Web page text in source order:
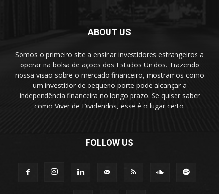
ABOUT US
Somos o primeiro site a ensinar investidores estrangeiros a
operar na bolsa de ações dos Estados Unidos. Trazendo
nossa visão sobre o mercado financeiro, mostramos como
um investidor de pequeno porte pode alcançar a
independência financeira no longo prazo. Se quiser saber
como Viver de Dividendos, esse é o lugar certo.
FOLLOW US